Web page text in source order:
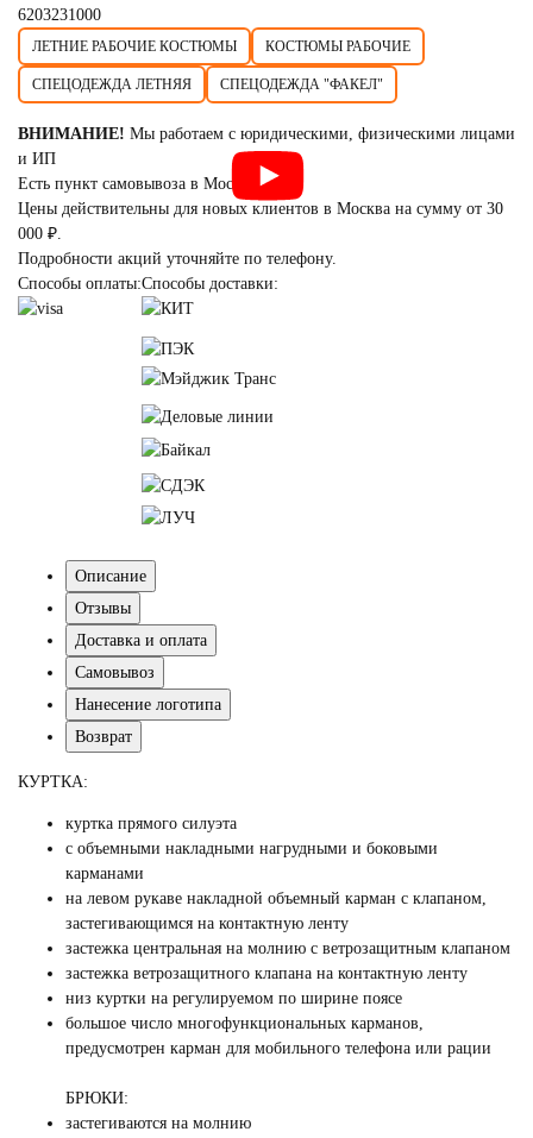
6203231000
ЛЕТНИЕ РАБОЧИЕ КОСТЮМЫ КОСТЮМЫ РАБОЧИЕ
СПЕЦОДЕЖДА ЛЕТНЯЯ СПЕЦОДЕЖДА "ФАКЕЛ"
ВНИМАНИЕ! Мы работаем с юридическими, физическими лицами
и ИП
Есть пункт самовывоза в Москве.
Цены действительны для новых клиентов в Москва на сумму от 30
000 ₽.
Подробности акций уточняйте по телефону.
Способы оплаты:Способы доставки:
Описание
Отзывы
Доставка и оплата
Самовывоз
Нанесение логотипа
Возврат
КУРТКА:
куртка прямого силуэта
с объемными накладными нагрудными и боковыми
карманами
на левом рукаве накладной объемный карман с клапаном,
застегивающимся на контактную ленту
застежка центральная на молнию с ветрозащитным клапаном
застежка ветрозащитного клапана на контактную ленту
низ куртки на регулируемом по ширине поясе
большое число многофункциональных карманов,
предусмотрен карман для мобильного телефона или рации
БРЮКИ:
застегиваются на молнию